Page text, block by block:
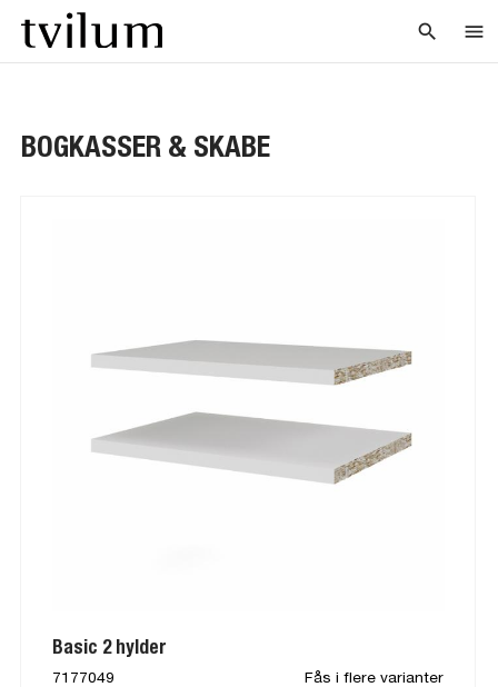
search menu
BOGKASSER & SKABE
Basic 2 hylder
7177049 Fås i flere varianter